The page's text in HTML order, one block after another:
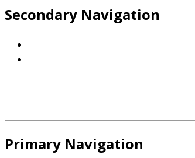
Secondary Navigation
Primary Navigation